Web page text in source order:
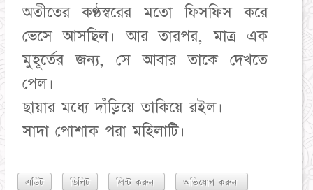
অতীতের কণ্ঠস্বরের মতো ফিসফিস করে
ভেসে আসছিল। আর তারপর, মাত্র এক
মুহূর্তের জন্য, সে আবার তাকে দেখতে
পেল।
ছায়ার মধ্যে দাঁড়িয়ে তাকিয়ে রইল।
সাদা পোশাক পরা মহিলাটি।
এডিট ডিলিট প্রিন্ট করুন অভিযোগ করুন